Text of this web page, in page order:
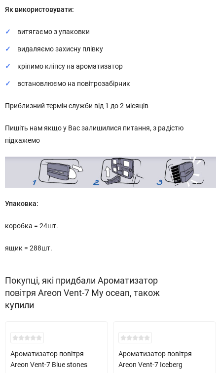
Як використовувати:
витягаємо з упаковки
видаляємо захисну плівку
кріпимо кліпсу на ароматизатор
встановлюємо на повітрозабірник
Приблизний термін служби від 1 до 2 місяців
Пишіть нам якщо у Вас залишилися питання, з радістю
підкажемо
Упаковка:
коробка = 24шт.
ящик = 288шт.
Покупці, які придбали Ароматизатор
повітря Areon Vent-7 My ocean, також
купили
Ароматизатор повітря
Areon Vent-7 Blue stones
Ароматизатор повітря
Areon Vent-7 Iceberg